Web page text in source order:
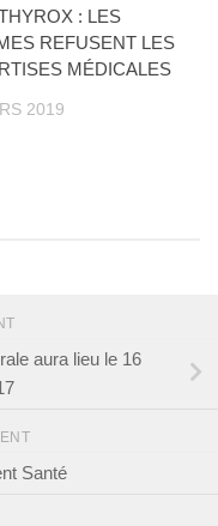
: LES
REFUSENT LES
MÉDICALES
2019
aura lieu le 16
Santé